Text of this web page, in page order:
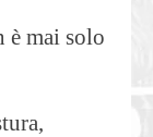
è mai solo